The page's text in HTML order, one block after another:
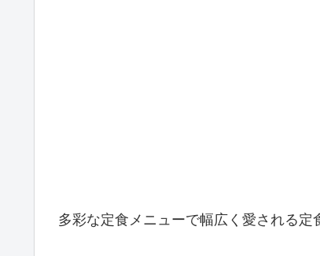
多彩な定食メニューで幅広く愛される定